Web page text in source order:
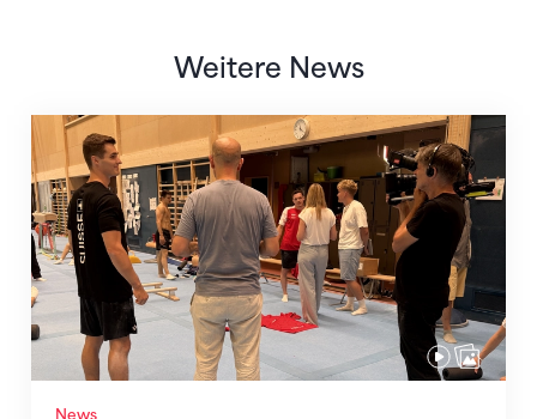
Weitere News
News
Mit klaren Zielen nach Zagreb